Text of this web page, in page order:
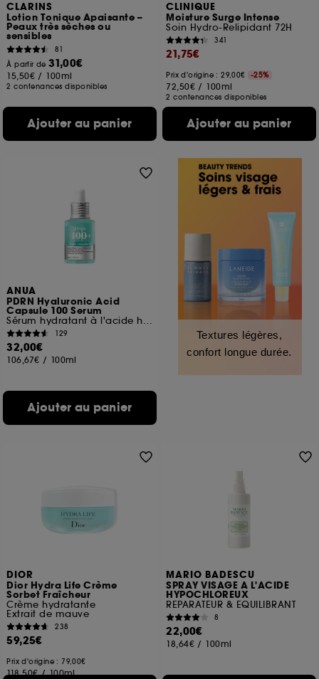
CLARINS
Lotion Tonique Apaisante –
Peaux très sèches ou
sensibles
81
À partir de31,00€
15,50€ / 100ml
2 contenances disponibles
Ajouter au panier
CLINIQUE
Moisture Surge Intense
Soin Hydro-Relipidant 72H
341
21,75€
Prix d'origine : 29,00€ -25%
72,50€ / 100ml
2 contenances disponibles
Ajouter au panier
ANUA
PDRN Hyaluronic Acid
Capsule 100 Serum
Sérum hydratant à l'acide hyaluronique
129
32,00€
106,67€ / 100ml
Ajouter au panier
Textures légères,
confort longue durée.
DIOR
Dior Hydra Life Crème
Sorbet Fraîcheur
Crème hydratante
Extrait de mauve
238
59,25€
Prix d'origine : 79,00€
118,50€ /100ml
MARIO BADESCU
SPRAY VISAGE A L'ACIDE
HYPOCHLOREUX
REPARATEUR & EQUILIBRANT
8
22,00€
18,64€ / 100ml